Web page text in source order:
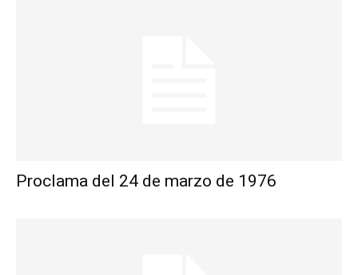
Proclama del 24 de marzo de 1976